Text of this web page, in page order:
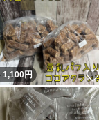
1,100円